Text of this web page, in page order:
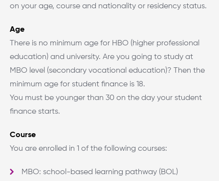
on your age, course and nationality or residency status.
Age
There is no minimum age for HBO (higher professional
education) and university. Are you going to study at
MBO level (secondary vocational education)? Then the
minimum age for student finance is 18.
You must be younger than 30 on the day your student
finance starts.
Course
You are enrolled in 1 of the following courses:
MBO: school-based learning pathway (BOL)